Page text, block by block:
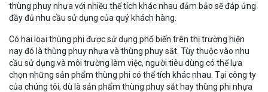
thùng phuy nhựa với nhiều thể tích khác nhau đảm bảo sẽ đáp ứng
đầy đủ nhu cầu sử dụng của quý khách hàng.
Có hai loại thùng phi được sử dụng phổ biến trên thị trường hiện
nay đó là thùng phuy nhựa và thùng phuy sắt. Tùy thuộc vào nhu
cầu sử dụng và môi trường làm việc, người tiêu dùng có thể lựa
chọn những sản phẩm thùng phi có thể tích khác nhau. Tại công ty
của chúng tôi, dù là sản phẩm thùng phuy sắt hay thùng phi nhựa